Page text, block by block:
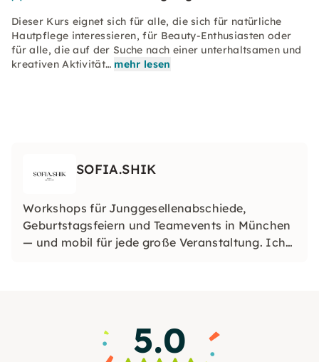
Dieser Kurs eignet sich für alle, die sich für natürliche
Hautpflege interessieren, für Beauty-Enthusiasten oder
für alle, die auf der Suche nach einer unterhaltsamen und
kreativen Aktivität… mehr lesen
SOFIA.SHIK
Workshops für Junggesellenabschiede,
Geburtstagsfeiern und Teamevents in München
— und mobil für jede große Veranstaltung. Ich
5.0